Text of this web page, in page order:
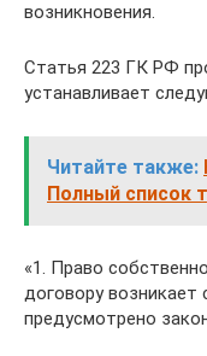
возникновения.
Статья 223 ГК РФ
устанавливает
Читайте также:
Полный список
«1. Право
договору возникает
предусмотрено